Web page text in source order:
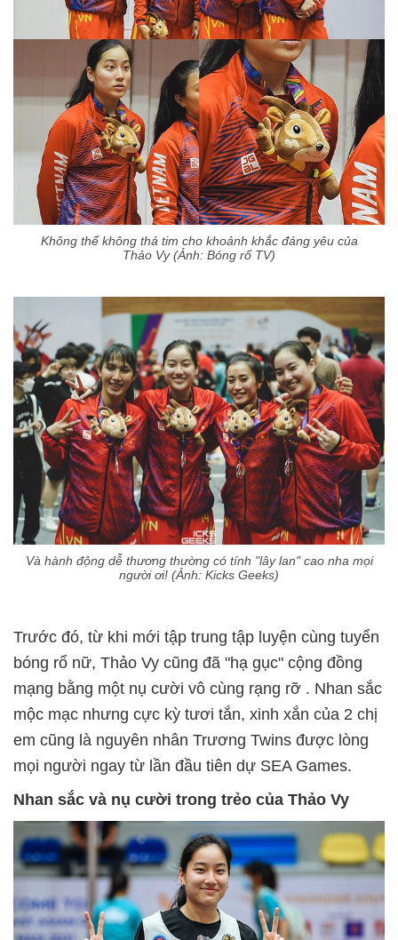
Không thể không thả tim cho khoảnh khắc đáng yêu của
Thảo Vy (Ảnh: Bóng rổ TV)
Và hành động dễ thương thường có tính "lây lan" cao nha mọi
người ơi! (Ảnh: Kicks Geeks)
Trước đó, từ khi mới tập trung tập luyện cùng tuyển
bóng rổ nữ, Thảo Vy cũng đã "hạ gục" cộng đồng
mạng bằng một nụ cười vô cùng rạng rỡ . Nhan sắc
mộc mạc nhưng cực kỳ tươi tắn, xinh xắn của 2 chị
em cũng là nguyên nhân Trương Twins được lòng
mọi người ngay từ lần đầu tiên dự SEA Games.
Nhan sắc và nụ cười trong trẻo của Thảo Vy